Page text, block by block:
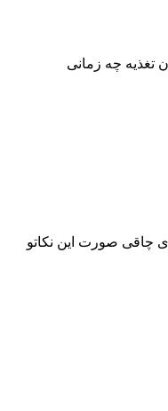
چه زمانی
چاقی صورت این نکاتو